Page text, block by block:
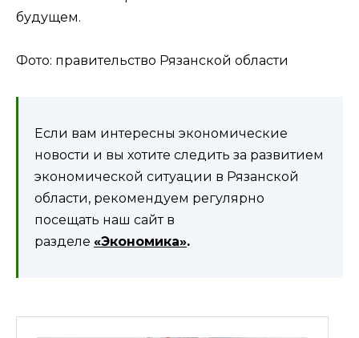
будущем.
Фото: правительство Рязанской области
Если вам интересны экономические
новости и вы хотите следить за развитием
экономической ситуации в Рязанской
области, рекомендуем регулярно
посещать наш сайт в
разделе «Экономика».